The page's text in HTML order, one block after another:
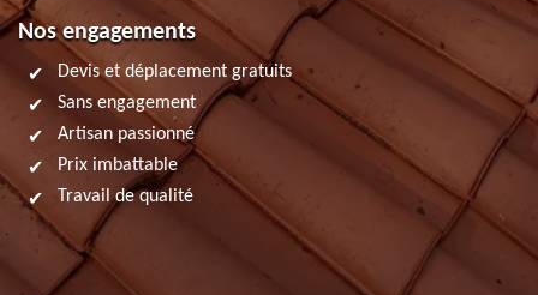
Nos engagements
Devis et déplacement gratuits
Sans engagement
Artisan passionné
Prix imbattable
Travail de qualité